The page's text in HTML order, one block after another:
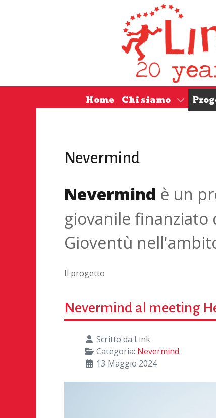
Home Chi siamo
Nevermind
Nevermind è un
giovanile finanziato
Gioventù
Il progetto
Nevermind al meeting
Scritto da Link
Categoria: Nevermind
13 Maggio 2024